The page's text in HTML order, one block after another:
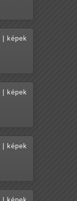
| képek
| képek
| képek